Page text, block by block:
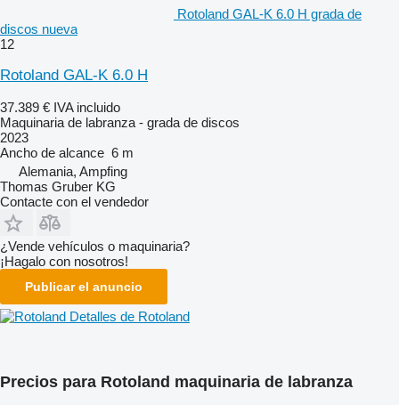
Rotoland GAL-K 6.0 H grada de
discos nueva
12
Rotoland GAL-K 6.0 H
37.389 € IVA incluido
Maquinaria de labranza - grada de discos
2023
Ancho de alcance 6 m
Alemania, Ampfing
Thomas Gruber KG
Contacte con el vendedor
¿Vende vehículos o maquinaria?
¡Hagalo con nosotros!
Publicar el anuncio
Detalles de Rotoland
Precios para Rotoland maquinaria de labranza